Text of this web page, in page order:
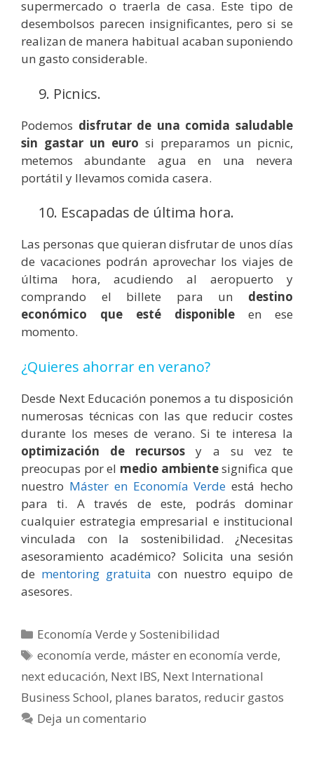
supermercado o traerla de casa. Este tipo de
desembolsos parecen insignificantes, pero si se
realizan de manera habitual acaban suponiendo
un gasto considerable.
9. Picnics.
Podemos disfrutar de una comida saludable
sin gastar un euro si preparamos un picnic,
metemos abundante agua en una nevera
portátil y llevamos comida casera.
10. Escapadas de última hora.
Las personas que quieran disfrutar de unos días
de vacaciones podrán aprovechar los viajes de
última hora, acudiendo al aeropuerto y
comprando el billete para un destino
económico que esté disponible en ese
momento.
¿Quieres ahorrar en verano?
Desde Next Educación ponemos a tu disposición
numerosas técnicas con las que reducir costes
durante los meses de verano. Si te interesa la
optimización de recursos y a su vez te
preocupas por el medio ambientesignifica que
nuestro Máster en Economía Verde está hecho
para ti. A través de este, podrás dominar
cualquier estrategia empresarial e institucional
vinculada con la sostenibilidad. ¿Necesitas
asesoramiento académico? Solicita una sesión
de mentoring gratuita con nuestro equipo de
asesores.
Categorías
Economía Verde y Sostenibilidad
Etiquetas
economía verde, máster en economía verde,
next educación, Next IBS, Next International
Business School, planes baratos, reducir gastos
Deja un comentario